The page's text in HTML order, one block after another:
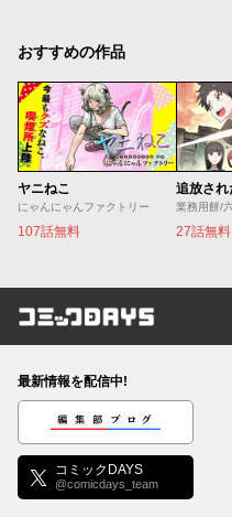
おすすめの作品
ヤニねこ
にゃんにゃんファクトリー
107話無料 27話無料
コミックDAYS
最新情報を配信中!
編集部ブログ
コミックDAYS
@comicdays_team